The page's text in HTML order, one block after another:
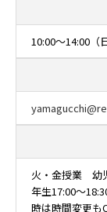
10:00～14:00（
火・金授業 幼
年生17:00～
時は時間変更も